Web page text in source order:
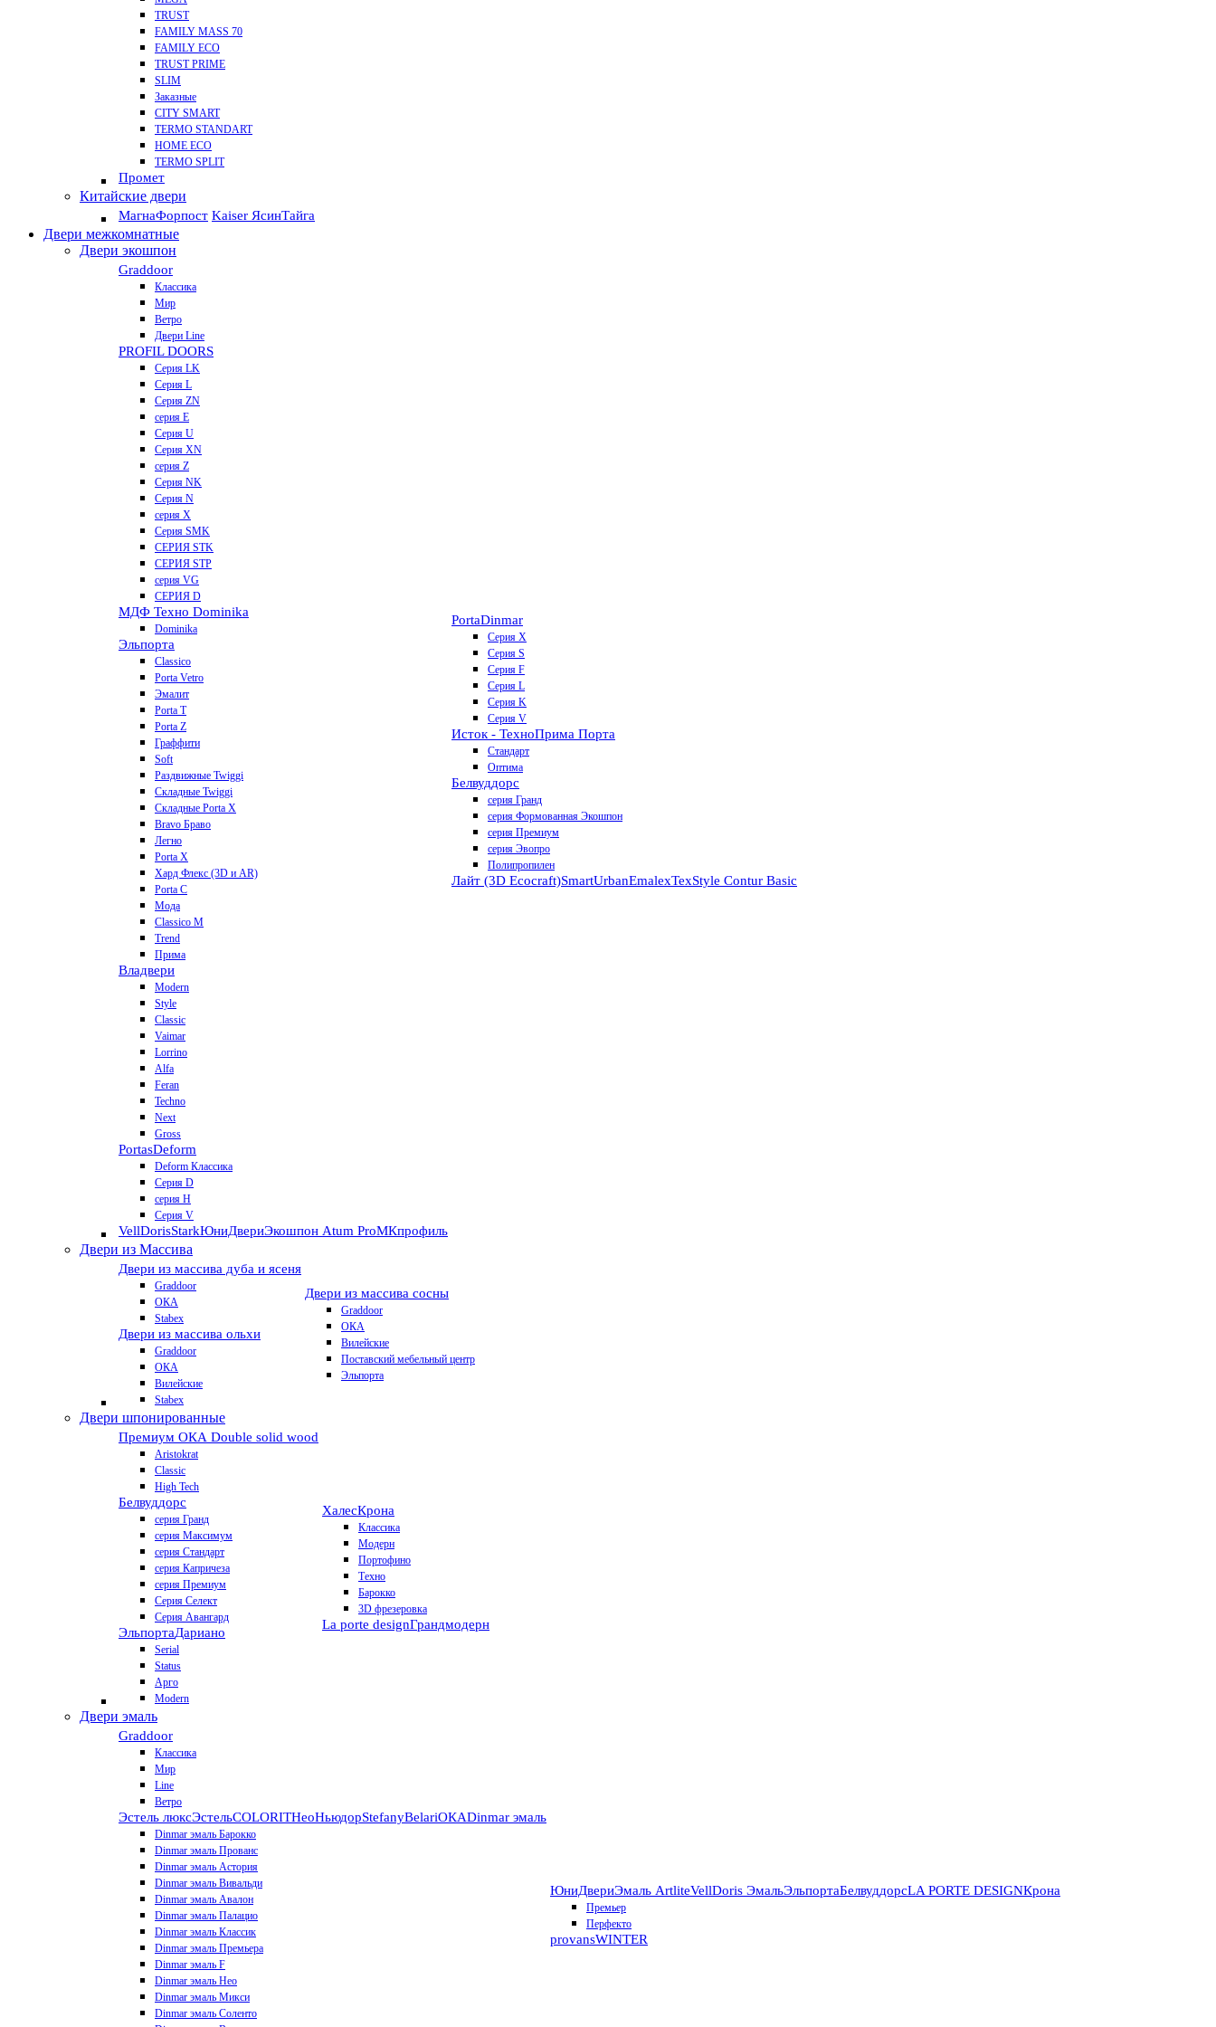
TRUST
FAMILY MASS 70
FAMILY ECO
TRUST PRIME
SLIM
Заказные
CITY SMART
TERMO STANDART
HOME ECO
ТЕRМО SPLIT
Промет
Китайские двери
МагнаФорпост Kaiser ЯсинТайга
Двери межкомнатные
Двери экошпон
Graddoor
Классика
Мир
Ветро
Двери Line
PROFIL DOORS
Серия LK
Серия L
Серия ZN
серия E
Серия U
Серия XN
серия Z
Серия NK
Серия N
серия X
Серия SMK
СЕРИЯ STK
СЕРИЯ STP
серия VG
СЕРИЯ D
МДФ Техно Dominika
Dominika
Эльпорта
Classico
Porta Vetro
Эмалит
Porta T
Porta Z
Граффити
Soft
Раздвижные Twiggi
Складные Twiggi
Складные Porta X
Bravo Браво
Легно
Porta X
Хард Флекс (3D и AR)
Porta C
Мода
Classico M
Trend
Прима
Владвери
Modern
Style
Classic
Vaimar
Lorrino
Alfa
Feran
Techno
Next
Gross
PortasDeform
Deform Классика
Серия D
серия H
Серия V
VellDorisStarkЮниДвериЭкошпон Atum ProМКпрофиль
PortaDinmar
Серия X
Серия S
Серия F
Серия L
Серия K
Серия V
Исток - ТехноПрима Порта
Стандарт
Оптима
Белвуддорс
серия Гранд
серия Формованная Экошпон
серия Премиум
серия Эвопро
Полипропилен
Лайт (3D Ecocraft)SmartUrbanEmalexTexStyle Contur Basic
Двери из Массива
Двери из массива дуба и ясеня
Graddoor
ОКА
Stabex
Двери из массива ольхи
Graddoor
ОКА
Вилейские
Stabex
Двери из массива сосны
Graddoor
ОКА
Вилейские
Поставский мебельный центр
Эльпорта
Двери шпонированные
Премиум ОКА Double solid wood
Aristokrat
Classic
High Tech
Белвуддорс
серия Гранд
серия Максимум
серия Стандарт
серия Капричеза
серия Премиум
Серия Селект
Серия Авангард
ЭльпортаДариано
Serial
Status
Арго
Modern
ХалесКрона
Классика
Модерн
Портофино
Техно
Барокко
3D фрезеровка
La porte designГрандмодерн
Двери эмаль
Graddoor
Классика
Мир
Line
Ветро
Эстель люксЭстельCOLORITНеоНьюдорStefanyBelariОКАDinmar эмаль
Dinmar эмаль Барокко
Dinmar эмаль Прованс
Dinmar эмаль Астория
Dinmar эмаль Вивальди
Dinmar эмаль Авалон
Dinmar эмаль Палацио
Dinmar эмаль Классик
Dinmar эмаль Премьера
Dinmar эмаль F
Dinmar эмаль Нео
Dinmar эмаль Микси
Dinmar эмаль Соленто
ЮниДвериЭмаль ArtliteVellDoris ЭмальЭльпортаБелвуддорсLA PORTE DESIGNКрона
Премьер
Перфекто
provansWINTER